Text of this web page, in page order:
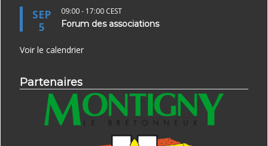
SEP
5
09:00- 17:00 CEST
Forum des associations
Voir le calendrier
Partenaires